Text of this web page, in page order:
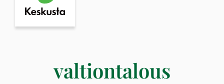
valtiontalous